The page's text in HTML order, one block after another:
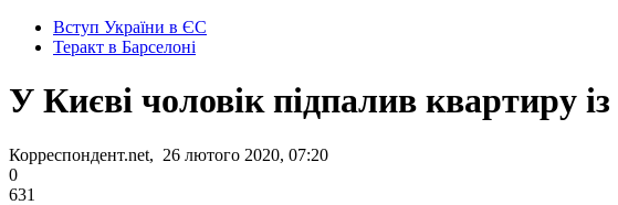
Вступ України в ЄС
Теракт в Барселоні
У Києві чоловік підпалив квартиру із
Корреспондент.net, 26 лютого 2020, 07:20
0
631